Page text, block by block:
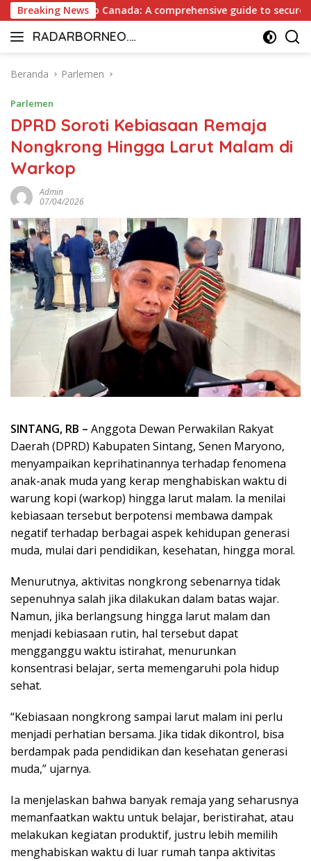
Langsung
ke
konten
Breaking News
Casino Canada: A comprehensive guide to secure and
RADARBORNEO.I
Radarnya
Beranda
Parlemen
Parlemen
DPRD Soroti Kebiasaan Remaja
Nongkrong Hingga Larut Malam di
Warkop
Admin
07/04/2026
SINTANG, RB – Anggota Dewan Perwakilan Rakyat
Daerah (DPRD) Kabupaten Sintang, Senen Maryono,
menyampaikan keprihatinannya terhadap fenomena
anak-anak muda yang kerap menghabiskan waktu di
warung kopi (warkop) hingga larut malam. Ia menilai
kebiasaan tersebut berpotensi membawa dampak
negatif terhadap berbagai aspek kehidupan generasi
muda, mulai dari pendidikan, kesehatan, hingga moral.
Menurutnya, aktivitas nongkrong sebenarnya tidak
sepenuhnya salah jika dilakukan dalam batas wajar.
Namun, jika berlangsung hingga larut malam dan
menjadi kebiasaan rutin, hal tersebut dapat
mengganggu waktu istirahat, menurunkan
konsentrasi belajar, serta memengaruhi pola hidup
sehat.
“Kebiasaan nongkrong sampai larut malam ini perlu
menjadi perhatian bersama. Jika tidak dikontrol, bisa
berdampak pada pendidikan dan kesehatan generasi
muda,” ujarnya.
Ia menjelaskan bahwa banyak remaja yang seharusnya
memanfaatkan waktu untuk belajar, beristirahat, atau
melakukan kegiatan produktif, justru lebih memilih
menghabiskan waktu di luar rumah tanpa aktivitas